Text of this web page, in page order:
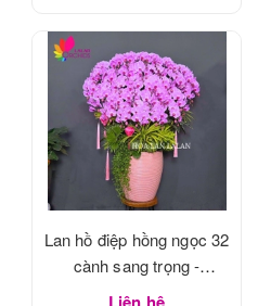
Lan hồ điệp hồng ngọc 32
cành sang trọng -
LHD1188